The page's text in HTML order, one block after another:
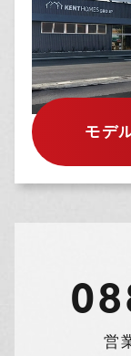
生させたり
違反したユ
ビスを利用
りするため
を特定する
めに，お問
情報など当
第４条（
ユーザーの
モデ
営